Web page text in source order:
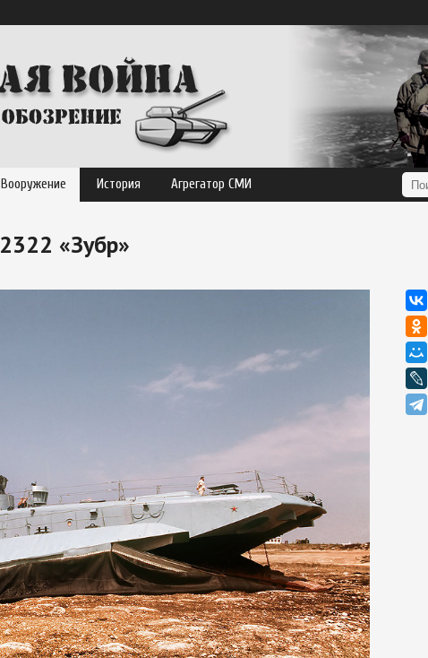
Вооружение История Агрегатор СМИ
«Зубр»